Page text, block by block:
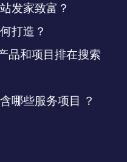
发家致富？
打造？
品和项目排在搜索
哪些服务项目 ？